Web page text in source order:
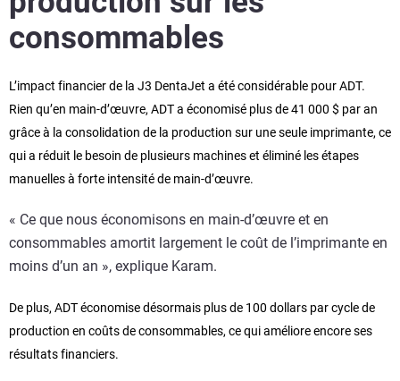
consommables
L’impact financier de la J3 DentaJet a été considérable pour ADT.
Rien qu’en main-d’œuvre, ADT a économisé plus de 41 000 $ par an
grâce à la consolidation de la production sur une seule imprimante, ce
qui a réduit le besoin de plusieurs machines et éliminé les étapes
manuelles à forte intensité de main-d’œuvre.
« Ce que nous économisons en main-d’œuvre et en
consommables amortit largement le coût de l’imprimante en
moins d’un an », explique Karam.
De plus, ADT économise désormais plus de 100 dollars par cycle de
production en coûts de consommables, ce qui améliore encore ses
résultats financiers.